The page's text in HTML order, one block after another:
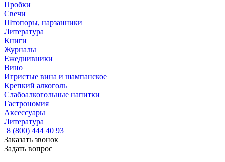
Пробки
Свечи
Штопоры, нарзанники
Литература
Книги
Журналы
Ежеднивники
Вино
Игристые вина и шампанское
Крепкий алкоголь
Слабоалкогольные напитки
Гастрономия
Аксессуары
Литература
8 (800) 444 40 93
Заказать звонок
Задать вопрос